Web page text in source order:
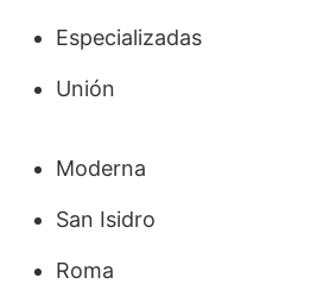
Especializadas
Unión
Moderna
San Isidro
Roma